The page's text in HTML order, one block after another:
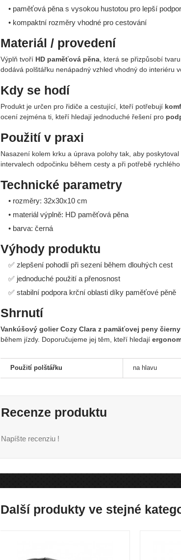
• paměťová pěna s vysokou hustotou pro lepší
• kompaktní rozměry vhodné pro cestování
Materiál / provedení
Výplň tvoří HD paměťová pěna, která se přizpůsobí
dodává polštářku nenápadný vzhled vhodný do interiéru
Kdy se hodí
Produkt je určen pro řidiče a cestující, kteří potřebují
ocení zejména ti, kteří hledají jednoduché řešení pro
Použití v praxi
Nasazení kolem krku a úprava polohy tak, aby
intervalech odpočinku během cesty a při potřebě
Technické parametry
• rozměry: 32x30x10 cm
• materiál výplně: HD paměťová pěna
• barva: černá
Výhody produktu
✅ zlepšení pohodlí při sezení během dlouhých cest
✅ jednoduché použití a přenosnost
✅ stabilní podpora krční oblasti díky paměťové pěně
Shrnutí
Vankúšový golier Cozy Clara z pamäťovej peny čierny
během jízdy. Doporučujeme jej těm, kteří hledají
Použití polštářku na hlavu
Recenze produktu
Napíšte recenziu !
Další produkty ve stejné